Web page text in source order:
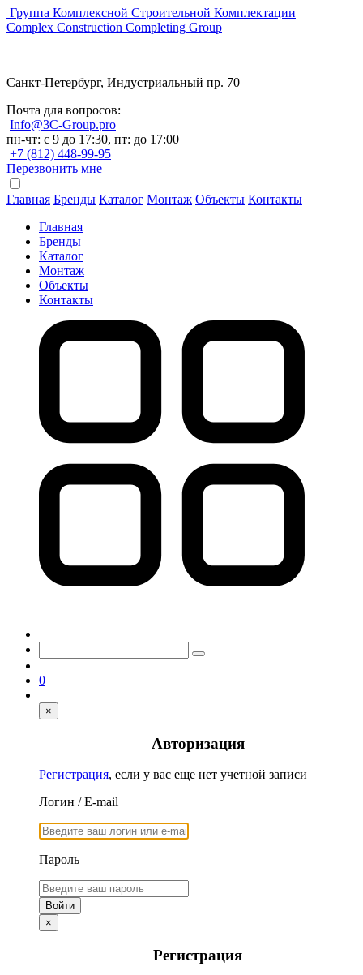
Группа Комплексной Строительной Комплектации
Complex Construction Completing Group
Санкт-Петербург, Индустриальный пр. 70
Почта для вопросов:
Info@3C-Group.pro
пн-чт: с 9 до 17:30, пт: до 17:00
+7 (812) 448-99-95
Перезвонить мне
Главная Бренды Каталог Монтаж Объекты Контакты
Главная
Бренды
Каталог
Монтаж
Объекты
Контакты
0
×
Авторизация
Регистрация, если у вас еще нет учетной записи
Логин / E-mail
Пароль
×
Регистрация